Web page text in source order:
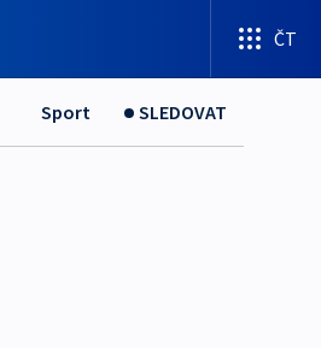
ČT
Sport SLEDOVAT